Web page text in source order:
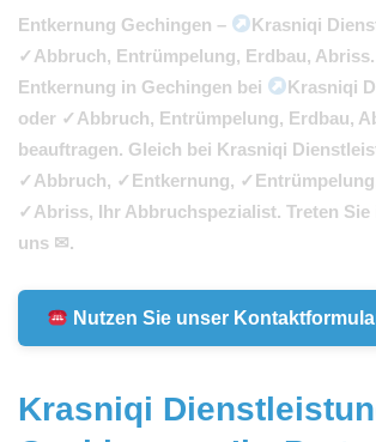
Entkernung Gechingen –
Krasniqi
✓Abbruch, Entrümpelung, Erdbau,
Entkernung in Gechingen bei
Krasniqi
oder ✓Abbruch, Entrümpelung, Erdbau,
beauftragen. Gleich bei Krasniqi
✓Abbruch, ✓Entkernung,
✓Abriss, Ihr Abbruchspezialist. Treten
uns ✉.
Nutzen Sie unser
Krasniqi